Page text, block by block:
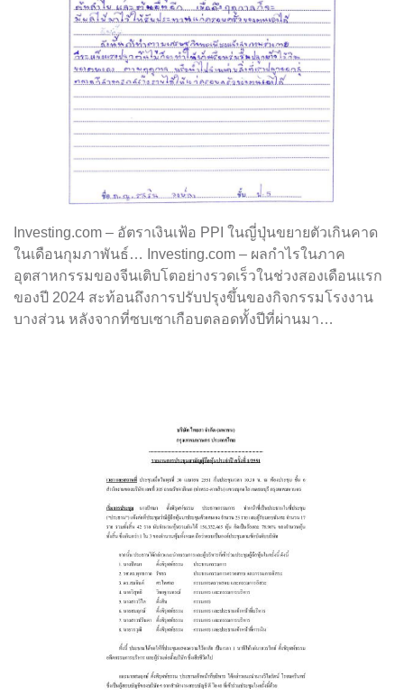
Investing.com – อัตราเงินเฟ้อ PPI ในญี่ปุ่นขยายตัวเกินคาด
ในเดือนกุมภาพันธ์… Investing.com – ผลกำไรในภาค
อุตสาหกรรมของจีนเติบโตอย่างรวดเร็วในช่วงสองเดือนแรก
ของปี 2024 สะท้อนถึงการปรับปรุงขึ้นของกิจกรรมโรงงาน
บางส่วน หลังจากที่ซบเซาเกือบตลอดทั้งปีที่ผ่านมา…